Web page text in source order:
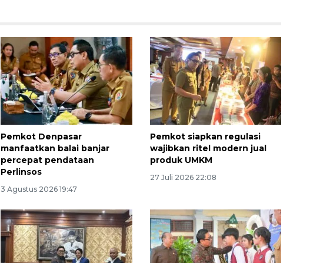
Pemkot Denpasar
manfaatkan balai banjar
percepat pendataan
Perlinsos
3 Agustus 2026 19:47
Pemkot siapkan regulasi
wajibkan ritel modern jual
produk UMKM
27 Juli 2026 22:08
Vaksin HPV untuk siswa laki-
laki
2026-08-06 06:30:00